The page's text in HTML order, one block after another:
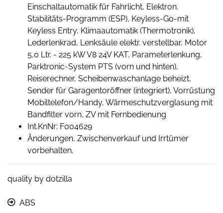
Einschaltautomatik für Fahrlicht, Elektron.
Stabilitäts-Programm (ESP), Keyless-Go-mit
Keyless Entry, Klimaautomatik (Thermotronik),
Lederlenkrad, Lenksäule elektr. verstellbar, Motor
5,0 Ltr. - 225 kW V8 24V KAT, Parameterlenkung,
Parktronic-System PTS (vorn und hinten),
Reiserechner, Scheibenwaschanlage beheizt,
Sender für Garagentoröffner (integriert), Vorrüstung
Mobiltelefon/Handy, Wärmeschutzverglasung mit
Bandfilter vorn, ZV mit Fernbedienung
Int.KnNr: F004629
Änderungen, Zwischenverkauf und Irrtümer
vorbehalten.
quality by dotzilla
ABS